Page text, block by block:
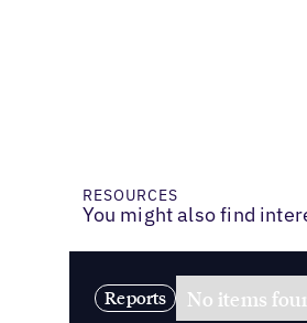
RESOURCES
You might also find
Reports No items